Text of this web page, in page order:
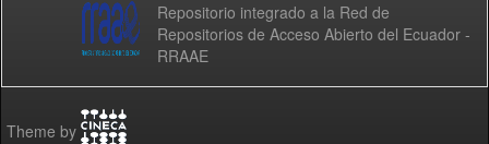
Repositorio integrado a la Red de
Repositorios de Acceso Abierto del Ecuador -
RRAAE
Theme by